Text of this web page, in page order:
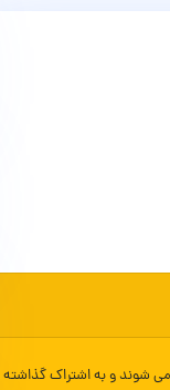
شوند و به اشتراک گذاشته